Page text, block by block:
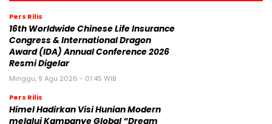
Pers Rilis
16th Worldwide Chinese Life Insurance
Congress & International Dragon
Award (IDA) Annual Conference 2026
Resmi Digelar
Minggu, 9 Agu 2026 - 01:45 WIB
Pers Rilis
Himel Hadirkan Visi Hunian Modern
melalui Kampanye Global “Dream